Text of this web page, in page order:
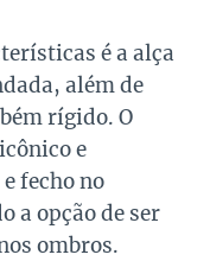
é a alça
além de
rígido. O
e
fecho no
a opção de ser
ombros.